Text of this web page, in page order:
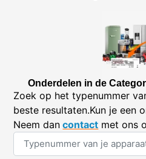
Onderdelen in de
Zoek op het typenummer
beste resultaten.Kun je een
Neem dan contact met ons